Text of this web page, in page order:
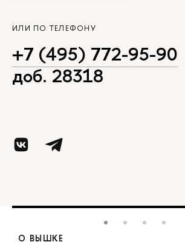
ИЛИ ПО ТЕЛЕФОНУ
+7 (495) 772-95-90
доб. 28318
О ВЫШКЕ